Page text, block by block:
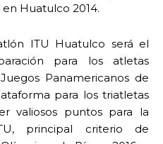
Huatulco 2014.
ITU Huatulco será el
para los atletas
Panamericanos de
para los triatletas
valiosos puntos para la
principal criterio de